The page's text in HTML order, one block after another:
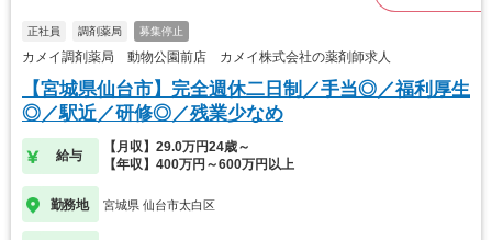
正社員 調剤薬局 募集停止
カメイ調剤薬局 動物公園前店 カメイ株式会社の薬剤師求人
【宮城県仙台市】完全週休二日制／手当◎／福利厚生
◎／駅近／研修◎／残業少なめ
給与
【月収】29.0万円24歳～
【年収】400万円～600万円以上
勤務地 宮城県 仙台市太白区